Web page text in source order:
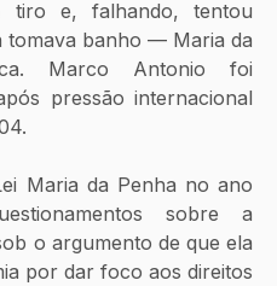
tiro e, falhando, tentou
tomava banho — Maria da
Marco Antonio foi
pressão internacional
Maria da Penha no ano
sobre a
o argumento de que ela
por dar foco aos direitos